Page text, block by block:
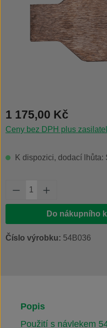
Běžná cena:
1 175,00 Kč
Ceny bez DPH plus
K dispozici, dodací lhůta:
Množství produktu:
Do nákupního
Číslo výrobku: 54B036
Popis
Použití s návlekem